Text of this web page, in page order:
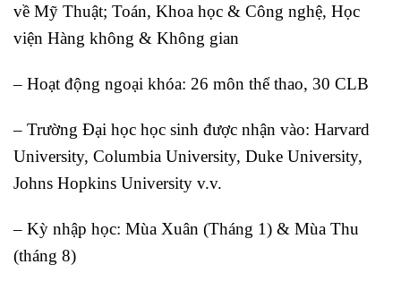
về Mỹ Thuật; Toán, Khoa học & Công nghệ, Học
viện Hàng không & Không gian
– Hoạt động ngoại khóa: 26 môn thể thao, 30 CLB
– Trường Đại học học sinh được nhận vào: Harvard
University, Columbia University, Duke University,
Johns Hopkins University v.v.
– Kỳ nhập học: Mùa Xuân (Tháng 1) & Mùa Thu
(tháng 8)